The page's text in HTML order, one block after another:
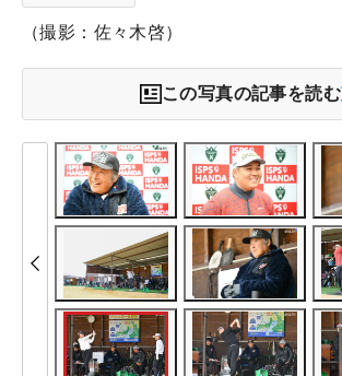
（撮影：佐々木啓）
この写真の記事を読む